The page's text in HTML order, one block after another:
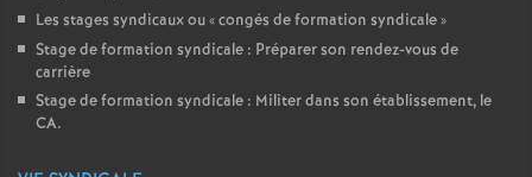
Les stages syndicaux ou «congés de formation syndicale»
Stage de formation syndicale : Préparer son rendez-vous de
carrière
Stage de formation syndicale : Militer dans son établissement, le
CA.